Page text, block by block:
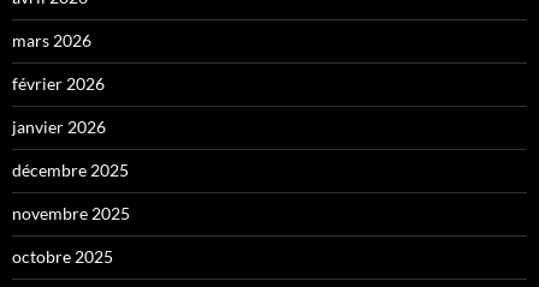
mars 2026
février 2026
janvier 2026
décembre 2025
novembre 2025
octobre 2025